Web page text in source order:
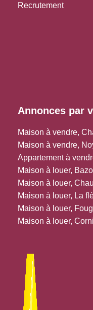
Recrutement
Annonces par
Maison à vendre,
Maison à vendre,
Appartement à
Maison à louer,
Maison à louer,
Maison à louer, La
Maison à louer,
Maison à louer,